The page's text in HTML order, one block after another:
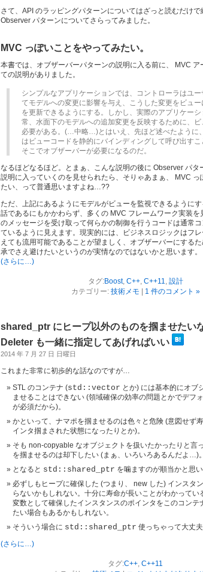
さて、API のラッピングパターンについてはざっと読むだけで
Observer パターンについてさらってみました。
MVC っぽいことをやってみたい。
本書では、オブザーバーパターンの説明に入る前に、 MVC ア
ての説明がありました。
シンプルなアプリケーションでは、コントローラはユ
てモデルへの変更に影響を与え、こうした変更をビュー
を更新できるようにする。しかし、実際のアプリケーシ
常、水面下のモデルへの追加変更を反映するために、
必要がある。(…中略…)とはいえ、先ほど述べたように
はビューコードを静的にバインディングして呼び出すこ
そこでオブザーバーが必要になるのだ。
なるほどなるほど。とまぁ、こんな説明の後に Observer パタ
説明に入っていくのを見せられたら、そりゃあまぁ、 MVC っ
たい、って普通思いますよね…??
ただ、上記にあるようにモデルがビューを監視できるように
話であるにもかかわらず、多くの MVC フレームワーク実装を
のメッセージを受け取って何らかの制御を行うコードは通常
ているように見えます。現実的には、ビジネスロジックはフ
えても流用可能であることが望ましく、オブザーバーにする
承でさえ避けたいというのが実情なのではないかと思います。
(さらに…)
タグ:Boost, C++, C++11, 設計
カテゴリー: 技術メモ 1 件のコメント »
shared_ptr にヒープ以外のものを掴ませたい
Deleter も一緒に指定してあげればいい
2014 年 7 月 27 日 日曜日
これまた非常に初歩的な話なのですが…
STL のコンテナ (std::vector とか) には基本的にオブ
ませることはできない (領域確保の効率の問題とかでデフ
が必須だから)。
かといって、ナマポを掴ませるのは色々と危険 (意図せず
インタ掴まされた状態になったりとか)。
そも non-copyable なオブジェクトを扱いたかったりと言
を掴ませるのは却下したい (まぁ、いろいろあるんだよ…)。
となると std::shared_ptr を噛ますのが順当かと思
必ずしもヒープに確保した (つまり、 new した) インスタ
らないかもしれない。十分に寿命が長いことがわかってい
変数として確保したインスタンスのポインタをこのコンテ
たい場合もあるかもしれない。
そういう場合に std::shared_ptr 使っちゃって大丈
(さらに…)
タグ:C++, C++11